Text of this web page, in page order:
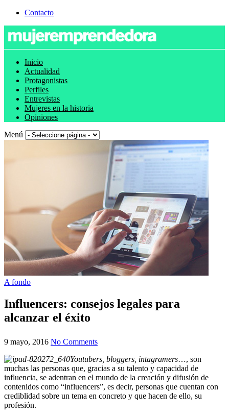
Contacto
Inicio
Actualidad
Protagonistas
Perfiles
Entrevistas
Mujeres en la historia
Opiniones
Menú
A fondo
Influencers: consejos legales para
alcanzar el éxito
9 mayo, 2016 No Comments
Youtubers, bloggers, intagramers…, son
muchas las personas que, gracias a su talento y capacidad de
influencia, se adentran en el mundo de la creación y difusión de
contenidos como “influencers”, es decir, personas que cuentan con
crediblidad sobre un tema en concreto y que hacen de ello, su
profesión.